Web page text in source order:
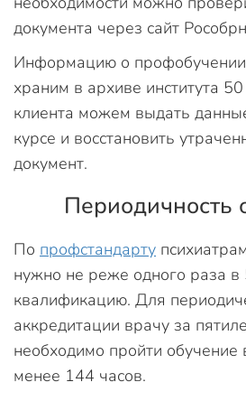
документа через сайт
Информацию о профобучении
храним в архиве института
клиента можем выдать
курсе и восстановить
документ.
Периодичность
По профстандарту
нужно не реже одного раза
квалификацию. Для
аккредитации врачу за
необходимо пройти обучение
менее 144 часов.